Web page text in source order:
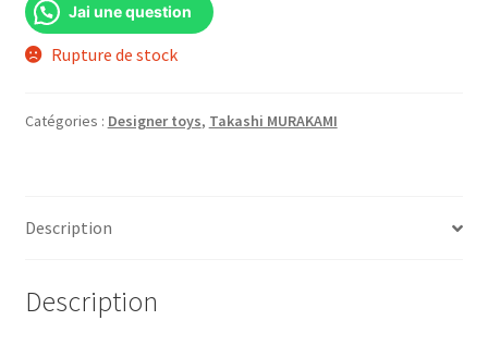
Jai une question
Rupture de stock
Catégories : Designer toys, Takashi MURAKAMI
Description
Description